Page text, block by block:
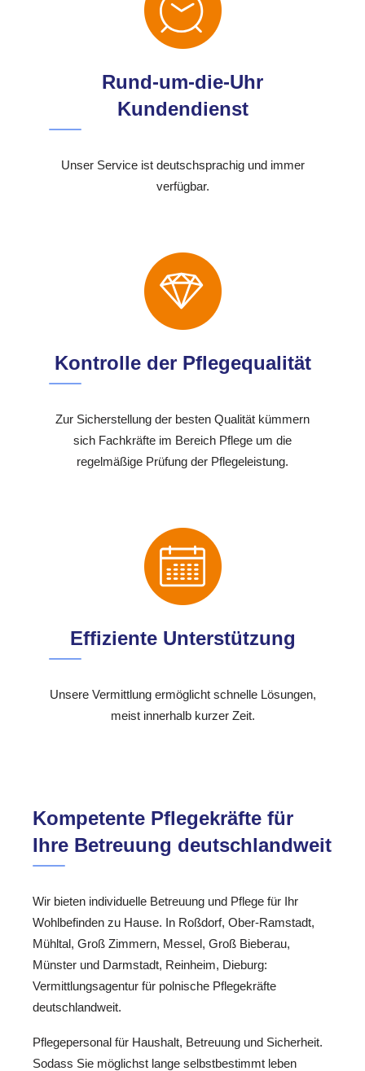
Rund-um-die-Uhr
Kundendienst
Unser Service ist deutschsprachig und immer
verfügbar.
Kontrolle der Pflegequalität
Zur Sicherstellung der besten Qualität kümmern
sich Fachkräfte im Bereich Pflege um die
regelmäßige Prüfung der Pflegeleistung.
Effiziente Unterstützung
Unsere Vermittlung ermöglicht schnelle Lösungen,
meist innerhalb kurzer Zeit.
Kompetente Pflegekräfte für
Ihre Betreuung deutschlandweit
Wir bieten individuelle Betreuung und Pflege für Ihr
Wohlbefinden zu Hause. In Roßdorf, Ober-Ramstadt,
Mühltal, Groß Zimmern, Messel, Groß Bieberau,
Münster und Darmstadt, Reinheim, Dieburg:
Vermittlungsagentur für polnische Pflegekräfte
deutschlandweit.
Pflegepersonal für Haushalt, Betreuung und Sicherheit.
Sodass Sie möglichst lange selbstbestimmt leben